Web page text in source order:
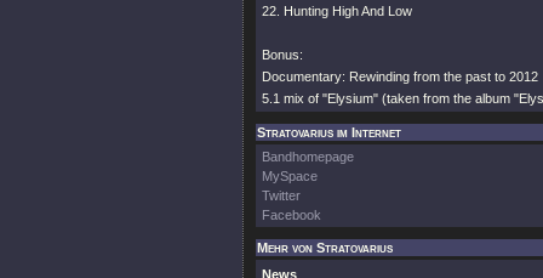
22. Hunting High And Low
Bonus:
Documentary: Rewinding from the past to 2012
5.1 mix of "Elysium" (taken from the album
Stratovarius im Internet
Bandhomepage
MySpace
Twitter
Facebook
Mehr von Stratovarius
News